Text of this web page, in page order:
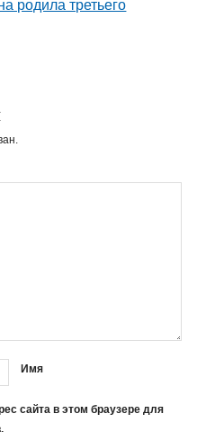
родила третьего
Имя
сайта в этом браузере для